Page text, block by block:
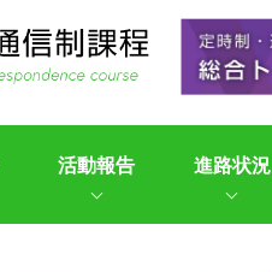
活動報告 進路状況